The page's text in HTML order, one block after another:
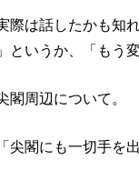
際は話したかも知
というか、「もう
閣周辺について。
尖閣にも一切手を